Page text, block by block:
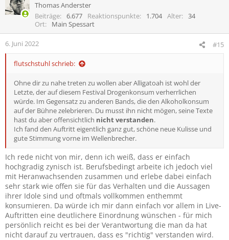
Thomas Anderster
Beiträge
6.677 Reaktionspunkte 1.704 Alter
34
Ort
Main Spessart
6. Juni 2022 #15
flutschstuhl schrieb:
Ohne dir zu nahe treten zu wollen aber Alligatoah ist wohl der
Letzte, der auf diesem Festival Drogenkonsum verherrlichen
würde. Im Gegensatz zu anderen Bands, die den Alkoholkonsum
auf der Bühne zelebrieren. Du musst ihn nicht mögen, seine Texte
hast du aber offensichtlich nicht verstanden.
Ich fand den Auftritt eigentlich ganz gut, schöne neue Kulisse und
gute Stimmung vorne im Wellenbrecher.
Ich rede nicht von mir, denn ich weiß, dass er einfach
hochgradig zynisch ist. Berufsbedingt arbeite ich jedoch viel
mit Heranwachsenden zusammen und erlebe dabei einfach
sehr stark wie offen sie für das Verhalten und die Aussagen
ihrer Idole sind und oftmals vollkommen enthemmt
konsumieren. Da würde ich mir dann einfach vor allem in Live-
Auftritten eine deutlichere Einordnung wünschen - für mich
persönlich reicht es bei der Verantwortung die man da hat
nicht darauf zu vertrauen, dass es "richtig" verstanden wird.